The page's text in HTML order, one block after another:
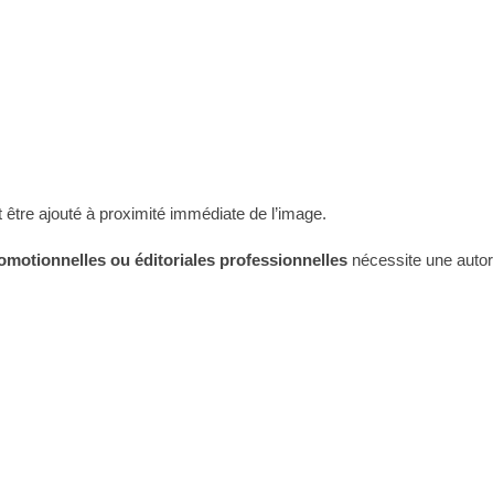
être ajouté à proximité immédiate de l’image.
ou éditoriales professionnelles nécessite une